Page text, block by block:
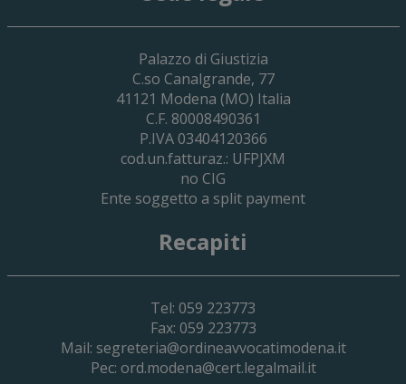
29 Giugno 2026
Cassa Forense – Elezioni Dei Delegati
2030
Palazzo di Giustizia
C.so Canalgrande, 77
41121 Modena (MO) Italia
C.F. 80008490361
P.IVA 03404120366
cod.un.fatturaz.: UFPJXM
no CIG
Ente soggetto a split payment
Recapiti
Tel: 059 223773
Fax: 059 223773
Mail: segreteria@ordineavvocatimodena.it
Pec: ord.modena@cert.legalmail.it